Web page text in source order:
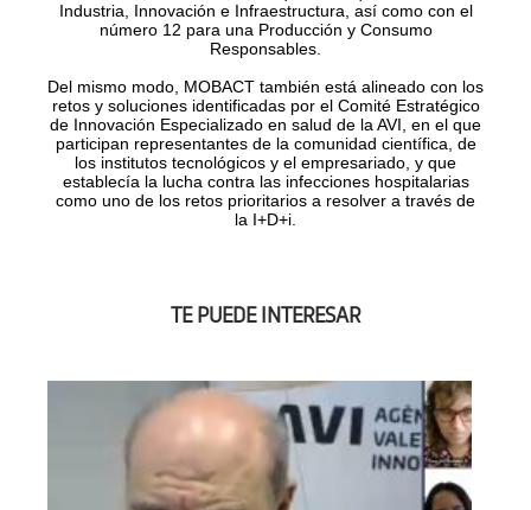
Industria, Innovación e Infraestructura, así como con el
número 12 para una Producción y Consumo
Responsables.
Del mismo modo, MOBACT también está alineado con los
retos y soluciones identificadas por el Comité Estratégico
de Innovación Especializado en salud de la AVI, en el que
participan representantes de la comunidad científica, de
los institutos tecnológicos y el empresariado, y que
establecía la lucha contra las infecciones hospitalarias
como uno de los retos prioritarios a resolver a través de
la I+D+i.
TE PUEDE INTERESAR